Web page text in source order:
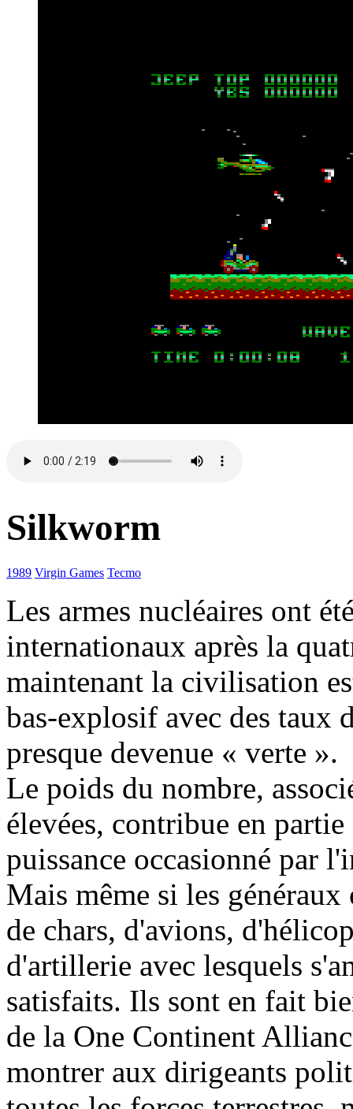
Silkworm
1989 Virgin Games Tecmo
Les armes nucléaires ont
internationaux après la
maintenant la civilisation
bas-explosif avec des taux
presque devenue « verte ».
Le poids du nombre,
élevées, contribue en
puissance occasionné par
Mais même si les
de chars, d'avions,
d'artillerie avec lesquels
satisfaits. Ils sont en fait
de la One Continent
montrer aux dirigeants